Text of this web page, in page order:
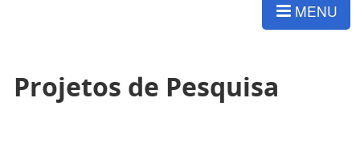
MENU
Projetos de Pesquisa